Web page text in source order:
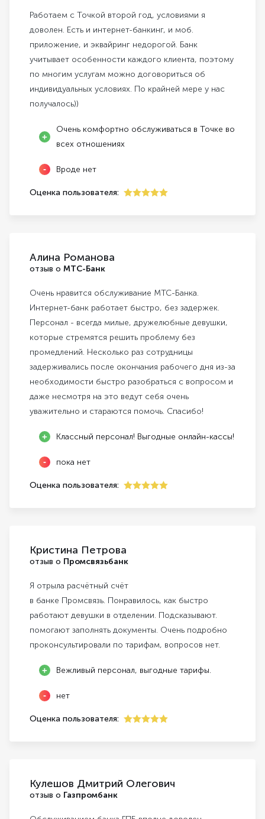
Работаем с Точкой второй год, условиями я
доволен. Есть и интернет-банкинг, и моб.
приложение, и эквайринг недорогой. Банк
учитывает особенности каждого клиента, поэтому
по многим услугам можно договориться об
индивидуальных условиях. По крайней мере у нас
получалось))
Очень комфортно обслуживаться в Точке во
всех отношениях
Вроде нет
Оценка пользователя:
Алина Романова
отзыв о МТС-Банк
Очень нравится обслуживание МТС-Банка.
Интернет-банк работает быстро, без задержек.
Персонал - всегда милые, дружелюбные девушки,
которые стремятся решить проблему без
промедлений. Несколько раз сотрудницы
задерживались после окончания рабочего дня из-за
необходимости быстро разобраться с вопросом и
даже несмотря на это ведут себя очень
уважительно и стараются помочь. Спасибо!
Классный персонал! Выгодные онлайн-кассы!
пока нет
Оценка пользователя:
Кристина Петрова
отзыв о Промсвязьбанк
Я отрыла расчётный счёт
в банке Промсвязь. Понравилось, как быстро
работают девушки в отделении. Подсказывают.
помогают заполнять документы. Очень подробно
проконсультировали по тарифам, вопросов нет.
Вежливый персонал, выгодные тарифы.
нет
Оценка пользователя:
Кулешов Дмитрий Олегович
отзыв о Газпромбанк